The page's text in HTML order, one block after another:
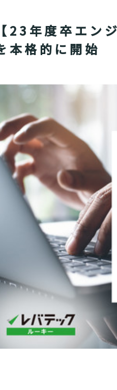
【23年度卒エン
本格的に開始